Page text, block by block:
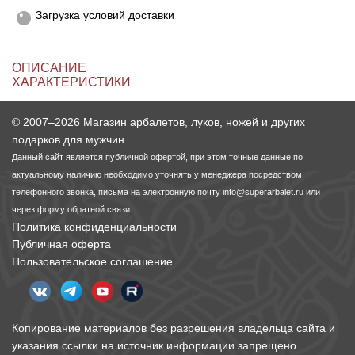
Загрузка условий доставки
ОПИСАНИЕ
ХАРАКТЕРИСТИКИ
© 2007–2026 Магазин арбалетов, луков, ножей и других
подарков для мужчин
Данный сайт является публичной офертой, при этом точные данные по
актуальному наличию необходимо уточнять у менеджера посредством
телефонного звонка, письма на электронную почту info@superarbalet.ru или
через форму обратной связи.
Политика конфиденциальности
Публичная оферта
Пользовательское соглашение
Копирование материалов без разрешения владельца сайта и
указания ссылки на источник информации запрещено
Полочки для лука
Кликеры для лука
Плунжеры для лука
Киссеры для лука
Ножи складные